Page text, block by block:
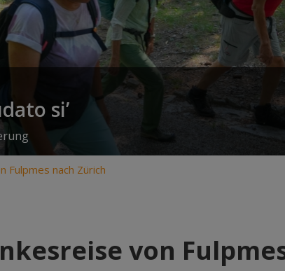
si’
Fulpmes nach Zürich
von